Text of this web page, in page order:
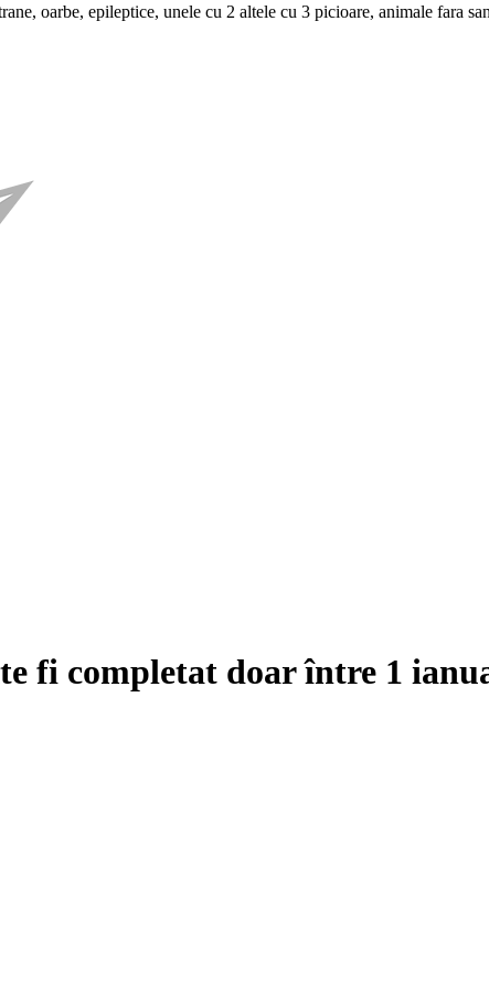
oarbe, epileptice, unele cu 2 altele cu 3 picioare, animale fara
fi completat doar între 1